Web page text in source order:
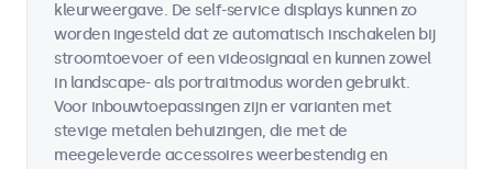
kleurweergave. De self-service displays kunnen zo
worden ingesteld dat ze automatisch inschakelen bij
stroomtoevoer of een videosignaal en kunnen zowel
in landscape- als portraitmodus worden gebruikt.
Voor inbouwtoepassingen zijn er varianten met
stevige metalen behuizingen, die met de
meegeleverde accessoires weerbestendig en